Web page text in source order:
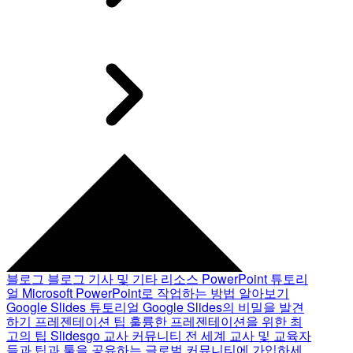
블로그 블로그 기사 및 기타 리소스 PowerPoint 튜토리
얼 Microsoft PowerPoint로 작업하는 방법 알아보기
Google Slides 튜토리얼 Google Slides의 비밀을 발견
하기 프레젠테이션 팁 훌륭한 프레젠테이션을 위한 최
고의 팁 Slidesgo 교사 커뮤니티 전 세계 교사 및 교육자